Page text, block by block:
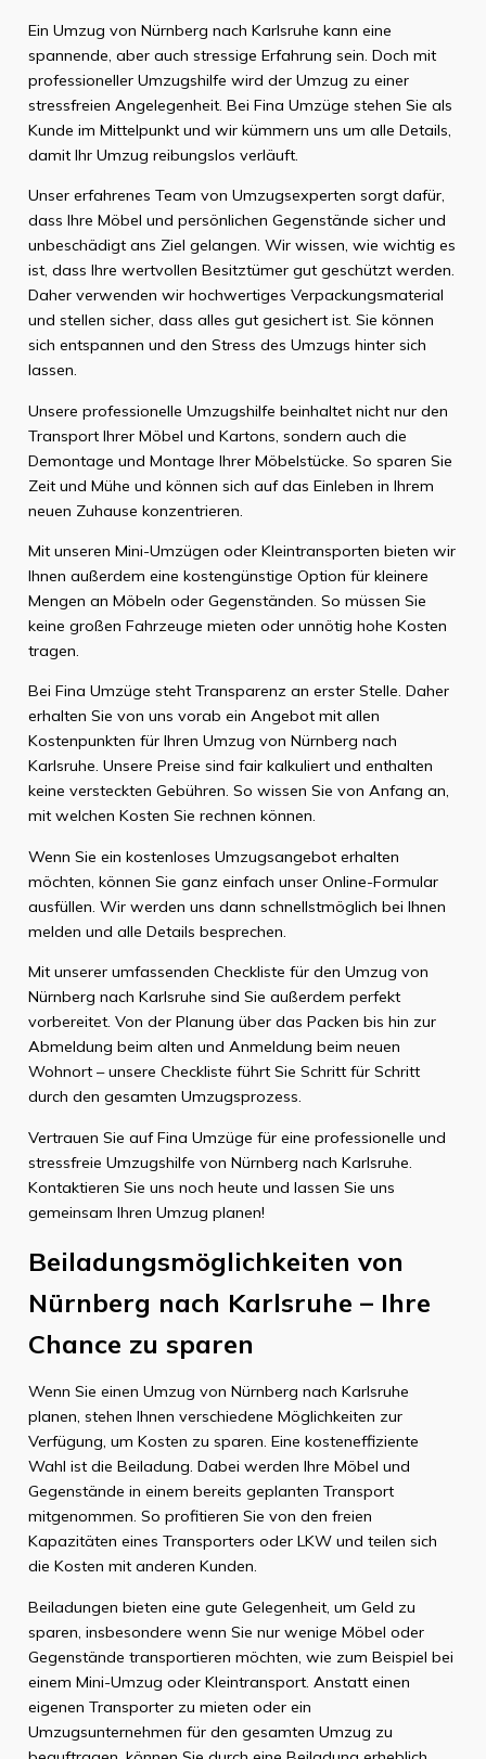
Ein Umzug von Nürnberg nach Karlsruhe kann eine
spannende, aber auch stressige Erfahrung sein. Doch mit
professioneller Umzugshilfe wird der Umzug zu einer
stressfreien Angelegenheit. Bei Fina Umzüge stehen Sie als
Kunde im Mittelpunkt und wir kümmern uns um alle Details,
damit Ihr Umzug reibungslos verläuft.
Unser erfahrenes Team von Umzugsexperten sorgt dafür,
dass Ihre Möbel und persönlichen Gegenstände sicher und
unbeschädigt ans Ziel gelangen. Wir wissen, wie wichtig es
ist, dass Ihre wertvollen Besitztümer gut geschützt werden.
Daher verwenden wir hochwertiges Verpackungsmaterial
und stellen sicher, dass alles gut gesichert ist. Sie können
sich entspannen und den Stress des Umzugs hinter sich
lassen.
Unsere professionelle Umzugshilfe beinhaltet nicht nur den
Transport Ihrer Möbel und Kartons, sondern auch die
Demontage und Montage Ihrer Möbelstücke. So sparen Sie
Zeit und Mühe und können sich auf das Einleben in Ihrem
neuen Zuhause konzentrieren.
Mit unseren Mini-Umzügen oder Kleintransporten bieten wir
Ihnen außerdem eine kostengünstige Option für kleinere
Mengen an Möbeln oder Gegenständen. So müssen Sie
keine großen Fahrzeuge mieten oder unnötig hohe Kosten
tragen.
Bei Fina Umzüge steht Transparenz an erster Stelle. Daher
erhalten Sie von uns vorab ein Angebot mit allen
Kostenpunkten für Ihren Umzug von Nürnberg nach
Karlsruhe. Unsere Preise sind fair kalkuliert und enthalten
keine versteckten Gebühren. So wissen Sie von Anfang an,
mit welchen Kosten Sie rechnen können.
Wenn Sie ein kostenloses Umzugsangebot erhalten
möchten, können Sie ganz einfach unser Online-Formular
ausfüllen. Wir werden uns dann schnellstmöglich bei Ihnen
melden und alle Details besprechen.
Mit unserer umfassenden Checkliste für den Umzug von
Nürnberg nach Karlsruhe sind Sie außerdem perfekt
vorbereitet. Von der Planung über das Packen bis hin zur
Abmeldung beim alten und Anmeldung beim neuen
Wohnort – unsere Checkliste führt Sie Schritt für Schritt
durch den gesamten Umzugsprozess.
Vertrauen Sie auf Fina Umzüge für eine professionelle und
stressfreie Umzugshilfe von Nürnberg nach Karlsruhe.
Kontaktieren Sie uns noch heute und lassen Sie uns
gemeinsam Ihren Umzug planen!
Beiladungsmöglichkeiten von
Nürnberg nach Karlsruhe – Ihre
Chance zu sparen
Wenn Sie einen Umzug von Nürnberg nach Karlsruhe
planen, stehen Ihnen verschiedene Möglichkeiten zur
Verfügung, um Kosten zu sparen. Eine kosteneffiziente
Wahl ist die Beiladung. Dabei werden Ihre Möbel und
Gegenstände in einem bereits geplanten Transport
mitgenommen. So profitieren Sie von den freien
Kapazitäten eines Transporters oder LKW und teilen sich
die Kosten mit anderen Kunden.
Beiladungen bieten eine gute Gelegenheit, um Geld zu
sparen, insbesondere wenn Sie nur wenige Möbel oder
Gegenstände transportieren möchten, wie zum Beispiel bei
einem Mini-Umzug oder Kleintransport. Anstatt einen
eigenen Transporter zu mieten oder ein
Umzugsunternehmen für den gesamten Umzug zu